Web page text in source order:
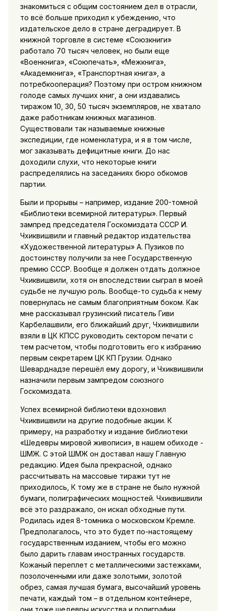
знакомиться с общим состоянием дел в отрасли,
то всё больше приходил к убеждению, что
издательское дело в стране деградирует. В
книжной торговле в системе «Союзкниги»
работало 70 тысяч человек, но были еще
«Военкнига», «Союпечать», «Межкнига»,
«Академкнига», «Транспортная книга», а
потребкооперация? Поэтому при остром книжном
голоде самых лучших книг, а они издавались
тиражом 10, 30, 50 тысяч экземпляров, не хватало
даже работникам книжных магазинов.
Существовали так называемые книжные
экспедиции, где номенклатура, и я в том числе,
мог заказывать дефицитные книги. До нас
доходили слухи, что некоторые книги
распределялись на заседаниях бюро обкомов
партии.
Были и прорывы – например, издание 200-томной
«Библиотеки всемирной литературы». Первый
зампред председателя Госкомиздата СССР И.
Чхиквишвили и главный редактор издательства
«Художественной литературы» А. Пузиков по
достоинству получили за нее Государственную
премию СССР. Вообще я должен отдать должное
Чхиквишвили, хотя он впоследствии сыграл в моей
судьбе не лучшую роль. Вообще-то судьба к нему
повернулась не самым благоприятным боком. Как
мне рассказывал грузинский писатель Гиви
Карбелашвили, его ближайший друг, Чхиквишвили
взяли в ЦК КПСС руководить сектором печати с
тем расчетом, чтобы подготовить его к избранию
первым секретарем ЦК КП Грузии. Однако
Шеварднадзе перешёл ему дорогу, и Чхиквишвили
назначили первым зампредом союзного
Госкомиздата.
Успех всемирной библиотеки вдохновил
Чхиквишвили на другие подобные акции. К
примеру, на разработку и издание библиотеки
«Шедевры мировой живописи», в нашем обиходе -
ШМЖ. С этой ШМЖ он доставал нашу Главную
редакцию. Идея была прекрасной, однако
рассчитывать на массовые тиражи тут не
приходилось, К тому же в стране не было нужной
бумаги, полиграфических мощностей. Чхиквишвили
всё это раздражало, он искал обходные пути.
Родилась идея 8-томника о московском Кремле.
Предполагалось, что это будет по-настоящему
государственным изданием, чтобы его можно
было дарить главам иностранных государств.
Кожаный переплет с металлическими застежками,
позолоченными или даже золотыми, золотой
обрез, самая лучшая бумага, высочайший уровень
печати, каждый том – в отдельном контейнере,
они тоже шедевры искусства и полиграфии.